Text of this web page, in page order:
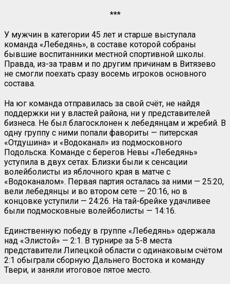
***
У мужчин в категории 45 лет и старше выступала
команда «Лебедянь», в составе которой собраны
бывшие воспитанники местной спортивной школы.
Правда, из-за травм и по другим причинам в Витязево
не смогли поехать сразу восемь игроков основного
состава.
На юг команда отправилась за свой счёт, не найдя
поддержки ни у властей района, ни у представителей
бизнеса. Не был благосклонен к лебедянцам и жребий. В
одну группу с ними попали фавориты — питерская
«Отдушина» и «Водоканал» из подмосковного
Подольска. Команде с берегов Невы «Лебедянь»
уступила в двух сетах. Близки были к сенсации
волейболисты из яблочного края в матче с
«Водоканалом». Первая партия осталась за ними — 25:20,
вели лебедянцы и во втором сете — 20:16, но в
концовке уступили — 24:26. На тай-брейке удачливее
были подмосковные волейболисты — 14:16.
Единственную победу в группе «Лебедянь» одержала
над «Элистой» — 2:1. В турнире за 5-8 места
представители Липецкой области с одинаковым счётом
2:1 обыграли сборную Дальнего Востока и команду
Твери, и заняли итоговое пятое место.